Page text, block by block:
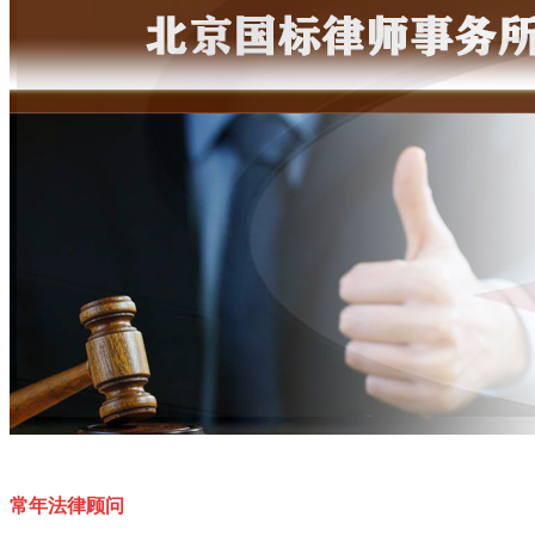
常年法律顾问